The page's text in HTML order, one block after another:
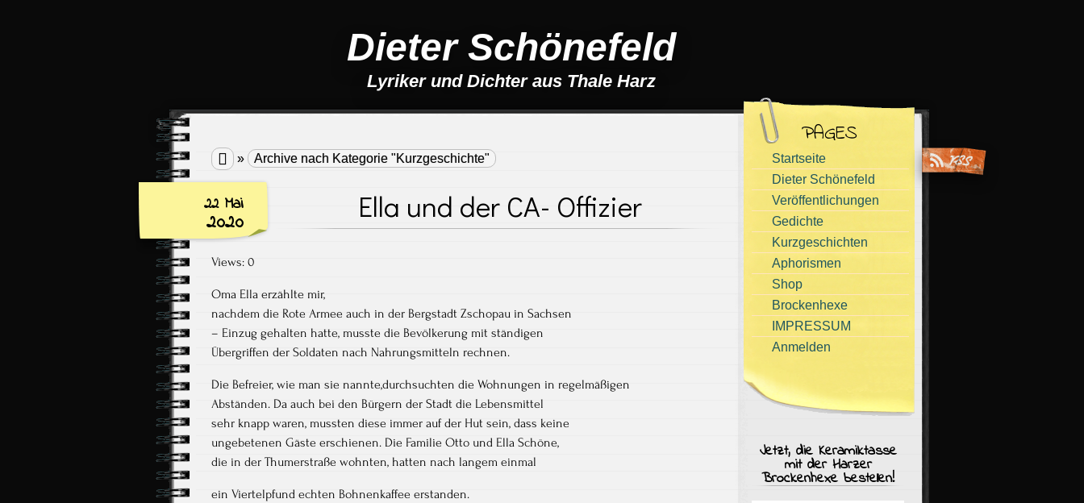
Dieter Schönefeld
Lyriker und Dichter aus Thale Harz
 » Archive nach Kategorie "Kurzgeschichte"
22 Mai
2020 Ella und der CA- Offizier
Views: 0
Oma Ella erzählte mir,
nachdem die Rote Armee auch in der Bergstadt Zschopau in Sachsen
– Einzug gehalten hatte, musste die Bevölkerung mit ständigen
Übergriffen der Soldaten nach Nahrungsmitteln rechnen.
Die Befreier, wie man sie nannte,durchsuchten die Wohnungen in regelmäßigen
Abständen. Da auch bei den Bürgern der Stadt die Lebensmittel
sehr knapp waren, mussten diese immer auf der Hut sein, dass keine
ungebetenen Gäste erschienen. Die Familie Otto und Ella Schöne,
die in der Thumerstraße wohnten, hatten nach langem einmal
ein Viertelpfund echten Bohnenkaffee erstanden.
PAGES
Startseite
Dieter Schönefeld
Veröffentlichungen
Gedichte
Kurzgeschichten
Aphorismen
Shop
Brockenhexe
IMPRESSUM
Anmelden
Jetzt, die Keramiktasse
mit der Harzer
Brockenhexe bestellen!